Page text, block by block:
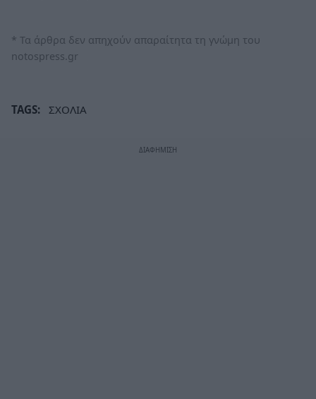
* Τα άρθρα δεν απηχούν απαραίτητα τη γνώμη του
notospress.gr
TAGS: ΣΧΟΛΙΑ